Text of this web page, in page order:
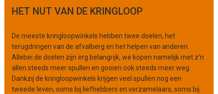
a
i
s
a
t
i
e
HET NUT VAN DE KRINGLOOP
De meeste kringloopwinkels hebben twee doelen, het
terugdringen van de afvalberg en het helpen van anderen.
Allebei de doelen zijn erg belangrijk, we kopen namelijk met z’n
allen steeds meer spullen en gooien ook steeds meer weg.
Dankzij de kringloopwinkels krijgen veel spullen nog een
tweede leven, soms bij liefhebbers en verzamelaars, soms bij